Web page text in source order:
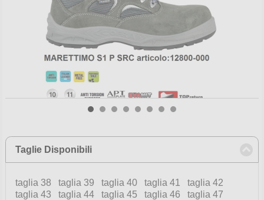
Taglie Disponibiliclick to collapse contents
taglia 38 taglia 39 taglia 40 taglia 41 taglia 42
taglia 43 taglia 44 taglia 45 taglia 46 taglia 47